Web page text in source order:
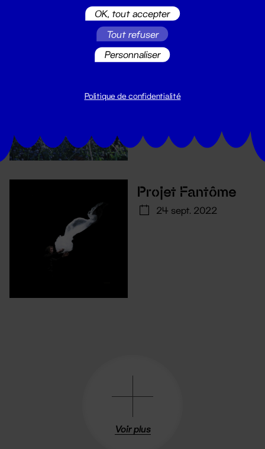
Balade-cueillette
Projet Fantôme
24 sept. 2022
Voir plus
OK, tout accepter
Tout refuser
Personnaliser
Politique de confidentialité